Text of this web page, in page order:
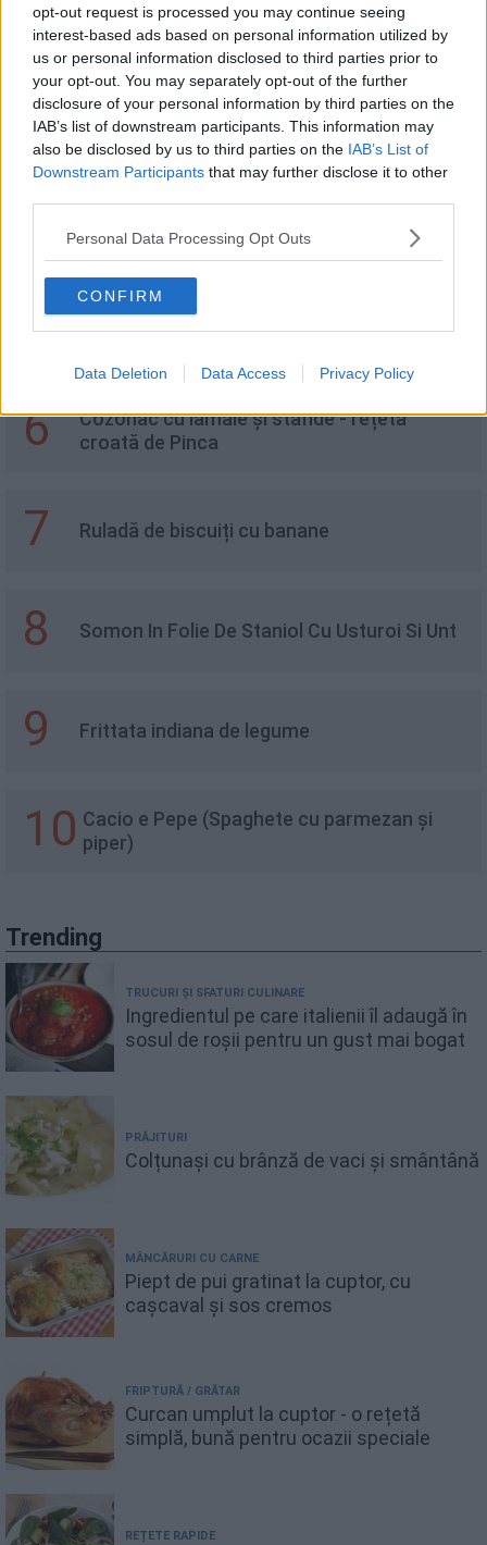
opt-out request is processed you may continue seeing
interest-based ads based on personal information utilized by
us or personal information disclosed to third parties prior to
your opt-out. You may separately opt-out of the further
disclosure of your personal information by third parties on the
IAB’s list of downstream participants. This information may
also be disclosed by us to third parties on the IAB’s List of
Downstream Participants that may further disclose it to other
Personal Data Processing Opt Outs
CONFIRM
Data Deletion Data Access Privacy Policy
2 Cornulețe fragede cu gem
3 Croissant Cu Nutella
Salata mexicana cu fasole si chorizo
5 Prăjitură Bețivană
6
Cozonac cu lămâie și stafide - rețeta
croată de Pinca
7 Ruladă de biscuiți cu banane
8 Somon In Folie De Staniol Cu Usturoi Si Unt
9 Frittata indiana de legume
10 Cacio e Pepe (Spaghete cu parmezan și
piper)
Trending
TRUCURI ȘI SFATURI CULINARE
Ingredientul pe care italienii îl adaugă în
sosul de roșii pentru un gust mai bogat
PRĂJITURI
Colțunași cu brânză de vaci și smântână
MÂNCĂRURI CU CARNE
Piept de pui gratinat la cuptor, cu
cașcaval și sos cremos
FRIPTURĂ / GRĂTAR
Curcan umplut la cuptor - o rețetă
simplă, bună pentru ocazii speciale
REȚETE RAPIDE